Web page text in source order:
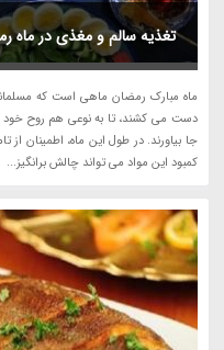
تغذیه سالم و مغذی در ماه
ماه مبارک رمضان ماهی است که
دست می کشند، تا به نوعی هم روح خود
جا بیاورند. در طول این ماه، اطمینان
کمبود این مواد می تواند چالش برانگیز...